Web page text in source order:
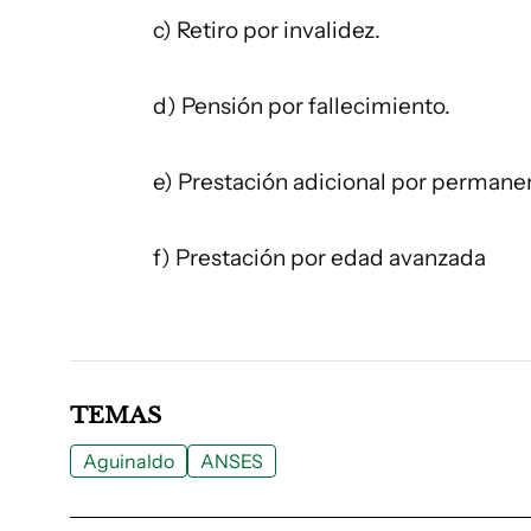
c) Retiro por invalidez.
d) Pensión por fallecimiento.
e) Prestación adicional por
f) Prestación por edad avanzada
TEMAS
Aguinaldo ANSES